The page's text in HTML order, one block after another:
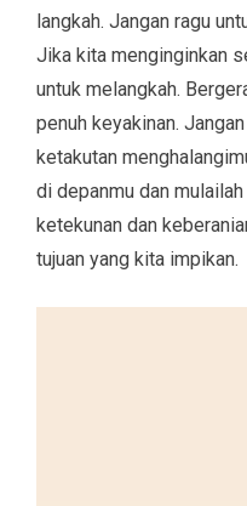
langkah. Jangan ragu
Jika kita menginginkan
untuk melangkah.
penuh keyakinan.
ketakutan
di depanmu dan
ketekunan dan
tujuan yang kita impikan.